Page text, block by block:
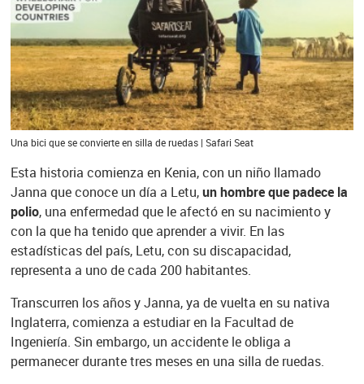
Una bici que se convierte en silla de ruedas | Safari Seat
Esta historia comienza en Kenia, con un niño llamado
Janna que conoce un día a Letu,un hombre que padece la
polio, una enfermedad que le afectó en su nacimiento y
con la que ha tenido que aprender a vivir. En las
estadísticas del país, Letu, con su discapacidad,
representa a uno de cada 200 habitantes.
Transcurren los años y Janna, ya de vuelta en su nativa
Inglaterra, comienza a estudiar en la Facultad de
Ingeniería. Sin embargo, un accidente le obliga a
permanecer durante tres meses en una silla de ruedas.